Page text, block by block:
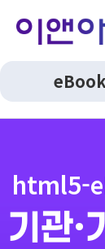
html5-
기관